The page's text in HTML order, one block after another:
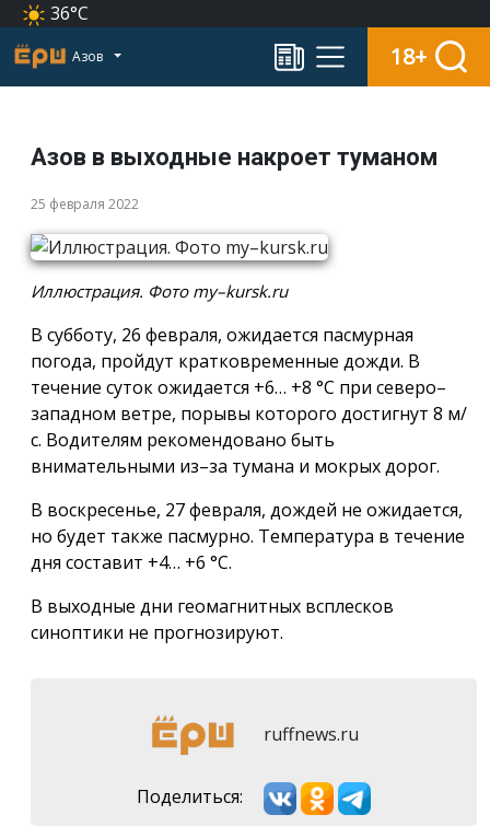
36°C
Азов 18+
Азов в выходные накроет туманом
25 февраля 2022
Иллюстрация. Фото my–kursk.ru
В субботу, 26 февраля, ожидается пасмурная
погода, пройдут кратковременные дожди. В
течение суток ожидается +6… +8 °С при северо–
западном ветре, порывы которого достигнут 8 м/
с. Водителям рекомендовано быть
внимательными из–за тумана и мокрых дорог.
В воскресенье, 27 февраля, дождей не ожидается,
но будет также пасмурно. Температура в течение
дня составит +4… +6 °С.
В выходные дни геомагнитных всплесков
синоптики не прогнозируют.
ruffnews.ru
Поделиться: